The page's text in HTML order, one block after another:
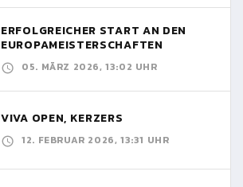
ERFOLGREICHER START AN DEN
EUROPAMEISTERSCHAFTEN
05. MÄRZ 2026, 13:02 UHR
VIVA OPEN, KERZERS
12. FEBRUAR 2026, 13:31 UHR